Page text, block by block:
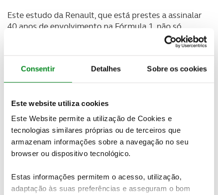
Consentir Detalhes Sobre os cookies
Este website utiliza cookies
Este Website permite a utilização de Cookies e
tecnologias similares próprias ou de terceiros que
armazenam informações sobre a navegação no seu
browser ou dispositivo tecnológico.
Estas informações permitem o acesso, utilização,
adaptação às suas preferências e asseguram o bom
Este estudo da Renault, que está prestes a assinalar
40 anos de envolvimento na Fórmula 1, não só
centra as atenções no piloto e no seu desempenho,
como leva o público para o interior do cockpit, que é
resistente, e desenhado à medida do piloto.
LED ativas nas rodas (que transmitem vários tipos
de informações desde a posição em pista à situação
energética do monolugar) e um visor digital no
volante (no qual o piloto pode ver a sua posição no
“fan rank” e classificação nas redes sociais). Ao
mesmo tempo, público tem também acesso a vários